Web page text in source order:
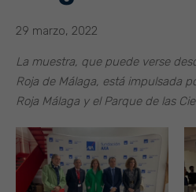
29 marzo, 2022
La muestra, que puede verse
Roja de Málaga, está impulsada
Roja Málaga y el Parque de las